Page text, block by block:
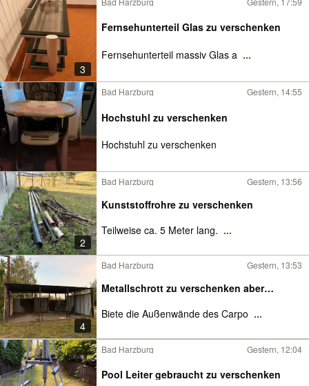
3
Fernsehunterteil Glas zu verschenken
Fernsehunterteil massiv Glas a ...
Bad Harzburg Gestern, 14:55
Hochstuhl zu verschenken
Hochstuhl zu verschenken
2
Bad Harzburg Gestern, 13:56
Kunststoffrohre zu verschenken
Teilweise ca. 5 Meter lang. ...
4
Bad Harzburg Gestern, 13:53
Metallschrott zu verschenken aber…
Biete die Außenwände des Carpo ...
Bad Harzburg Gestern, 12:04
Pool Leiter gebraucht zu verschenken